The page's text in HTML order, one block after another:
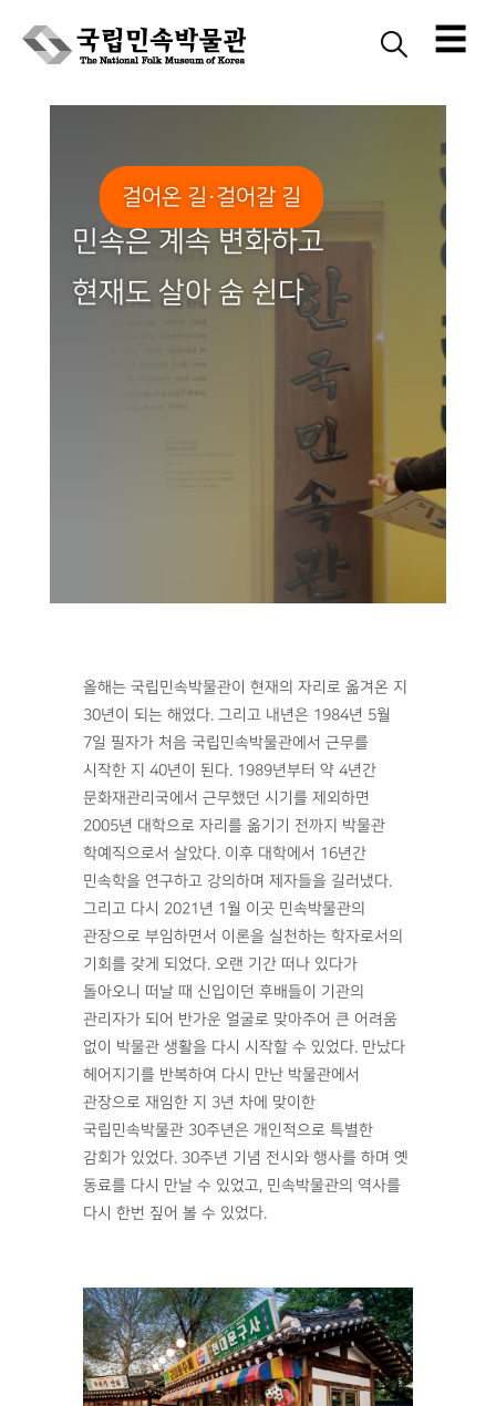
☰
Skip
걸어온 길·걸어갈 길
민속은 계속 변화하고
현재도 살아 숨 쉰다
올해는 국립민속박물관이 현재의 자리로 옮겨온 지
30년이 되는 해였다. 그리고 내년은 1984년 5월
7일 필자가 처음 국립민속박물관에서 근무를
시작한 지 40년이 된다. 1989년부터 약 4년간
문화재관리국에서 근무했던 시기를 제외하면
2005년 대학으로 자리를 옮기기 전까지 박물관
학예직으로서 살았다. 이후 대학에서 16년간
민속학을 연구하고 강의하며 제자들을 길러냈다.
그리고 다시 2021년 1월 이곳 민속박물관의
관장으로 부임하면서 이론을 실천하는 학자로서의
기회를 갖게 되었다. 오랜 기간 떠나 있다가
돌아오니 떠날 때 신입이던 후배들이 기관의
관리자가 되어 반가운 얼굴로 맞아주어 큰 어려움
없이 박물관 생활을 다시 시작할 수 있었다. 만났다
헤어지기를 반복하여 다시 만난 박물관에서
관장으로 재임한 지 3년 차에 맞이한
국립민속박물관 30주년은 개인적으로 특별한
감회가 있었다. 30주년 기념 전시와 행사를 하며 옛
동료를 다시 만날 수 있었고, 민속박물관의 역사를
다시 한번 짚어 볼 수 있었다.